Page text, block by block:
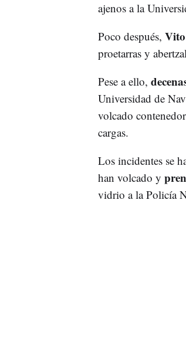
ajenos a la
Poco después,
proetarras y
Pese a ello,
Universidad de
volcado
cargas.
Los incidentes se
han volcado y
vidrio a la Policía